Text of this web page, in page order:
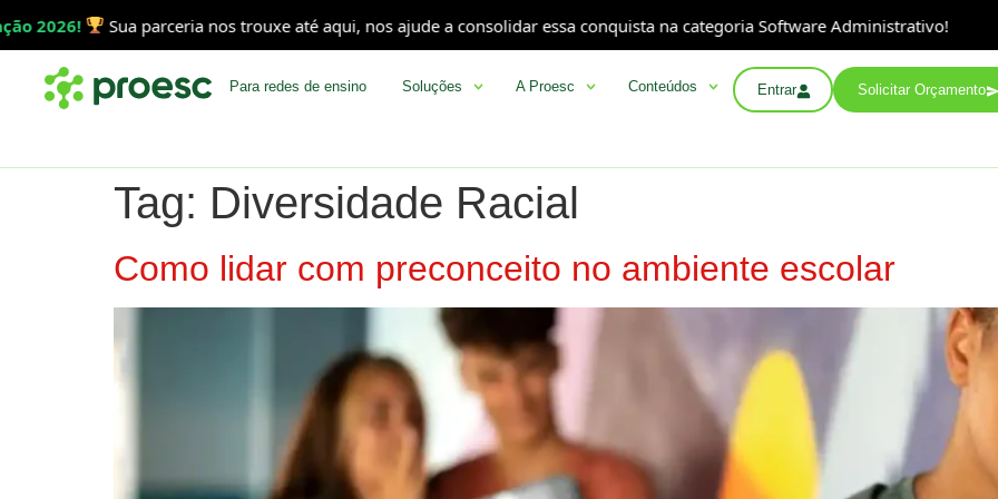
2026! Sua parceria nos trouxe até aqui, nos ajude a consolidar essa conquista na categoria Software Administrativo!
Para redes de ensino Soluções A Proesc Conteúdos Entrar Solicitar Orçamento
Tag: Diversidade Racial
Como lidar com preconceito no ambiente escolar